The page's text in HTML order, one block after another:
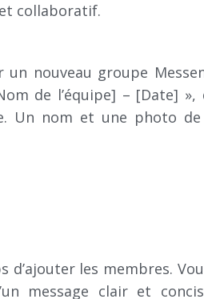
collaboratif.
un nouveau groupe
de l’équipe] – [Date]
Un nom et une photo
d’ajouter les membres.
message clair et